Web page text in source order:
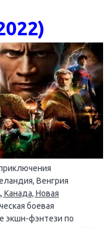
Венгрия
Новая
боевая
экшн-фэнтези по